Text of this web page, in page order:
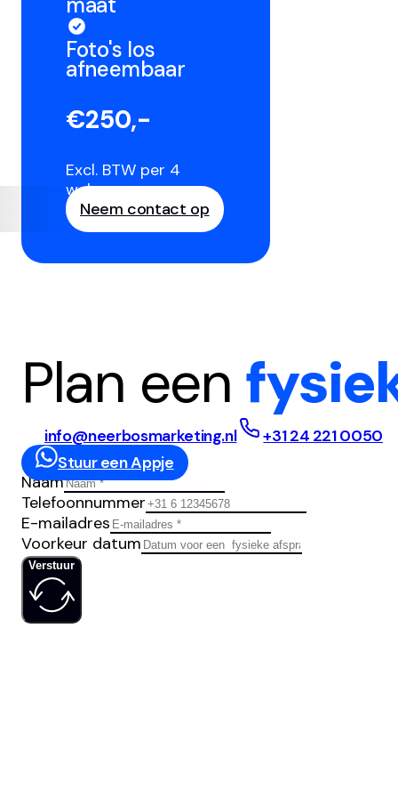
Foto's los
afneembaar
€250,-
Excl. BTW per 4
weken
Neem contact op
Plan een
info@neerbosmarketing.nl
+31 24 221 0050
Stuur een Appje
Naam
Telefoonnummer
E-mailadres
Voorkeur datum
Verstuur